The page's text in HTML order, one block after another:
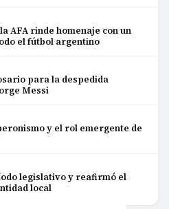
AFA rinde homenaje con un
el fútbol argentino
para la despedida
Messi
y el rol emergente de
legislativo y reafirmó el
local